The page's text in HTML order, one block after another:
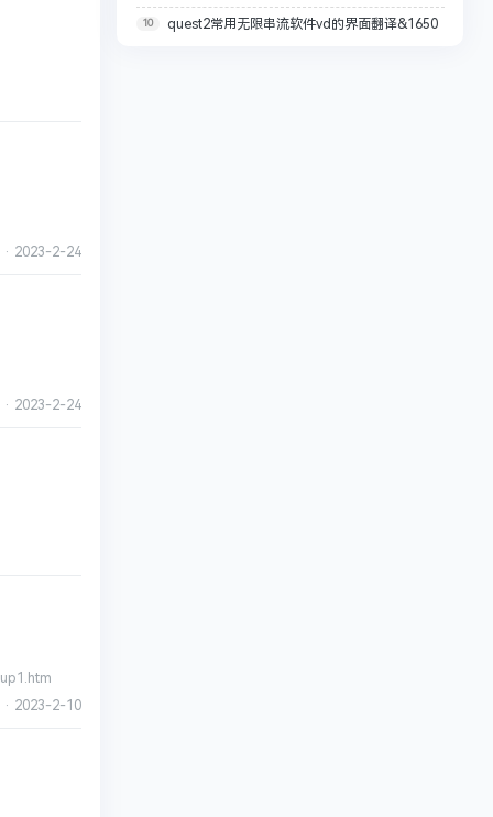
· 2023-2-24
· 2023-2-24
· 2023-2-10
10 quest2常用无限串流软件vd的界面翻译&1650